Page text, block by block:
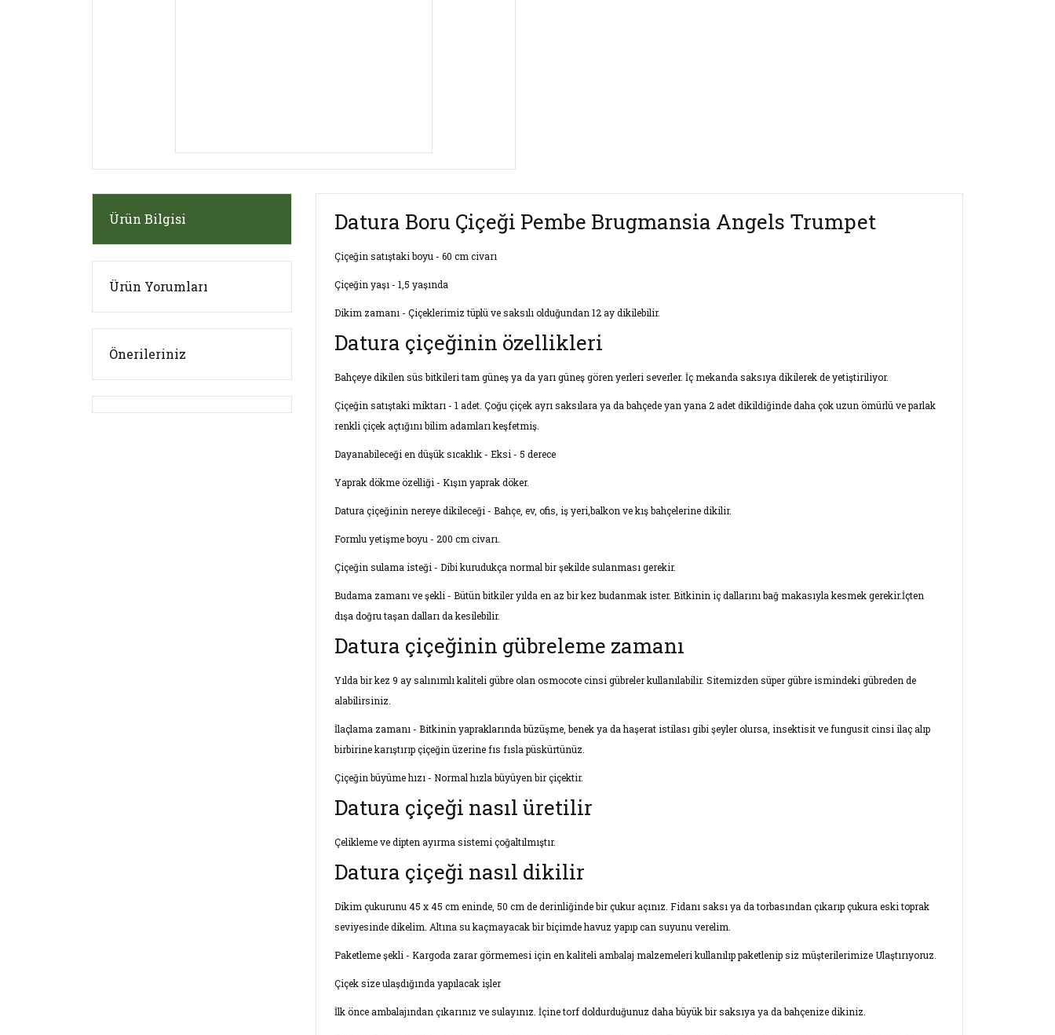
Ürün Bilgisi
Ürün Yorumları
Önerileriniz
Datura Boru Çiçeği Pembe Brugmansia Angels Trumpet
Çiçeğin satıştaki boyu - 60 cm civarı
Çiçeğin yaşı - 1,5 yaşında
Dikim zamanı - Çiçeklerimiz tüplü ve saksılı olduğundan 12 ay dikilebilir.
Datura çiçeğinin özellikleri
Bahçeye dikilen süs bitkileri tam güneş ya da yarı güneş gören yerleri severler. İç mekanda saksıya dikilerek de yetiştiriliyor.
Çiçeğin satıştaki miktarı - 1 adet. Çoğu çiçek ayrı saksılara ya da bahçede yan yana 2 adet dikildiğinde daha çok uzun ömürlü ve parlak
renkli çiçek açtığını bilim adamları keşfetmiş.
Dayanabileceği en düşük sıcaklık - Eksi - 5 derece
Yaprak dökme özelliği - Kışın yaprak döker.
Datura çiçeğinin nereye dikileceği - Bahçe, ev, ofis, iş yeri,balkon ve kış bahçelerine dikilir.
Formlu yetişme boyu - 200 cm civarı.
Çiçeğin sulama isteği - Dibi kurudukça normal bir şekilde sulanması gerekir.
Budama zamanı ve şekli - Bütün bitkiler yılda en az bir kez budanmak ister. Bitkinin iç dallarını bağ makasıyla kesmek gerekir.İçten
dışa doğru taşan dalları da kesilebilir.
Datura çiçeğinin gübreleme zamanı
Yılda bir kez 9 ay salınımlı kaliteli gübre olan osmocote cinsi gübreler kullanılabilir. Sitemizden süper gübre ismindeki gübreden de
alabilirsiniz.
İlaçlama zamanı - Bitkinin yapraklarında büzüşme, benek ya da haşerat istilası gibi şeyler olursa, insektisit ve fungusit cinsi ilaç alıp
birbirine karıştırıp çiçeğin üzerine fıs fısla püskürtünüz.
Çiçeğin büyüme hızı - Normal hızla büyüyen bir çiçektir.
Datura çiçeği nasıl üretilir
Çelikleme ve dipten ayırma sistemi çoğaltılmıştır.
Datura çiçeği nasıl dikilir
Dikim çukurunu 45 x 45 cm eninde, 50 cm de derinliğinde bir çukur açınız. Fidanı saksı ya da torbasından çıkarıp çukura eski toprak
seviyesinde dikelim. Altına su kaçmayacak bir biçimde havuz yapıp can suyunu verelim.
Paketleme şekli - Kargoda zarar görmemesi için en kaliteli ambalaj malzemeleri kullanılıp paketlenip siz müşterilerimize Ulaştırıyoruz.
Çiçek size ulaşdığında yapılacak işler
İlk önce ambalajından çıkarınız ve sulayınız. İçine torf doldurduğunuz daha büyük bir saksıya ya da bahçenize dikiniz.